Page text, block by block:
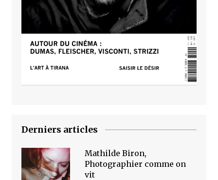
Derniers articles
Mathilde Biron,
Photographier comme on
vit